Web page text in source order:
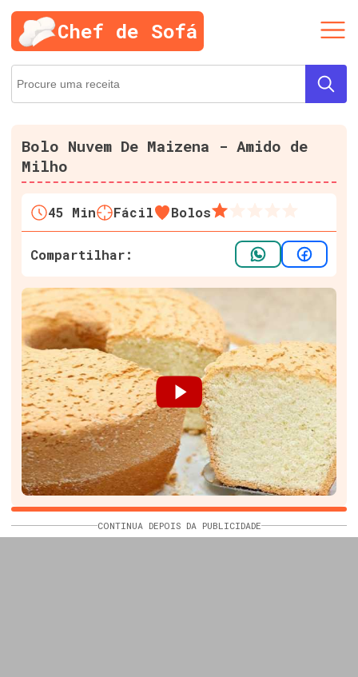
Chef de Sofá
Bolo Nuvem De Maizena - Amido de
Milho
45 Min Fácil Bolos
Compartilhar:
CONTINUA DEPOIS DA PUBLICIDADE